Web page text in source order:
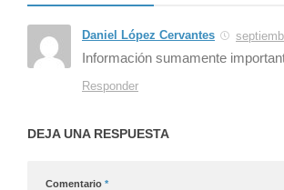
Daniel López Cervantes
Información sumamente
Responder
DEJA UNA RESPUESTA
Comentario *